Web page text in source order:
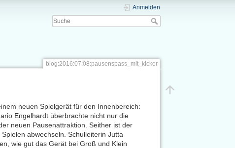
Anmelden
blog:2016:07:08:pausenspass_mit_kicker
neuen Spielgerät für den Innenbereich:
Engelhardt überbrachte nicht nur die
neuen Pausenattraktion. Seither ist der
abwechseln. Schulleiterin Jutta
wie gut das Gerät bei Groß und Klein